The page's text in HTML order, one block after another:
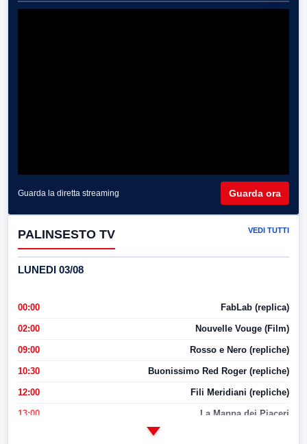
Guarda la diretta streaming Guarda ora
PALINSESTO TV VEDI TUTTI
LUNEDI 03/08
00:00 FabLab (replica)
02:00 Nouvelle Vouge (Film)
09:00 Rosso e Nero (repliche)
10:30 Buonissimo Red Roger (repliche)
12:00 Fili Meridiani (repliche)
13:00 La Mappa dei Piaceri